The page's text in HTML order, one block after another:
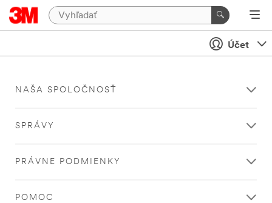
Účet
NAŠA SPOLOČNOSŤ
SPRÁVY
PRÁVNE PODMIENKY
POMOC